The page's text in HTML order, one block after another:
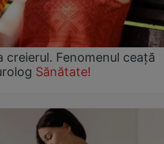
creierul. Fenomenul ceață
Sănătate!